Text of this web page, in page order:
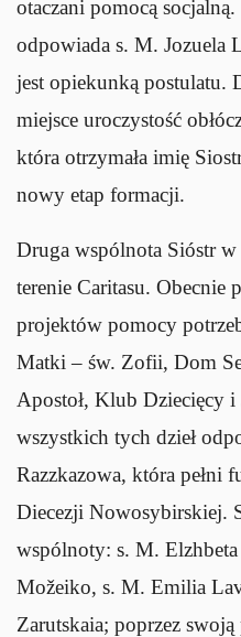
otaczani pomocą
odpowiada s. M. Jozuela
jest opiekunką postulatu.
miejsce uroczystość
która otrzymała imię
nowy etap formacji.
Druga wspólnota Sióstr
terenie Caritasu. Obecnie
projektów pomocy
Matki – św. Zofii, Dom
Apostoł, Klub Dziecięcy i
wszystkich tych dzieł
Razzkazowa, która pełni
Diecezji Nowosybirskiej.
wspólnoty: s. M.
Možeiko, s. M. Emilia
Zarutskaia; poprzez swoją